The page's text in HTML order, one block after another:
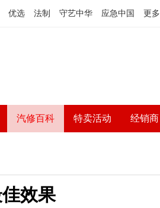
优选 法制 守艺中华 应急中国 更多
汽修百科 特卖活动 经销商
效果